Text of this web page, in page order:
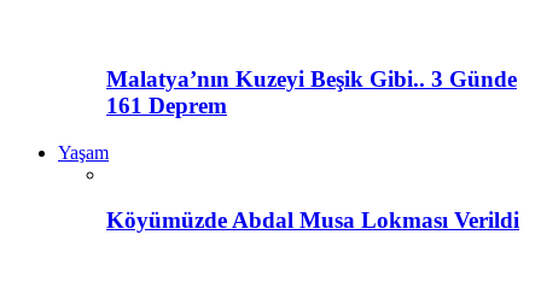
Malatya’nın Kuzeyi Beşik Gibi.. 3 Günde
161 Deprem
Yaşam
Köyümüzde Abdal Musa Lokması Verildi